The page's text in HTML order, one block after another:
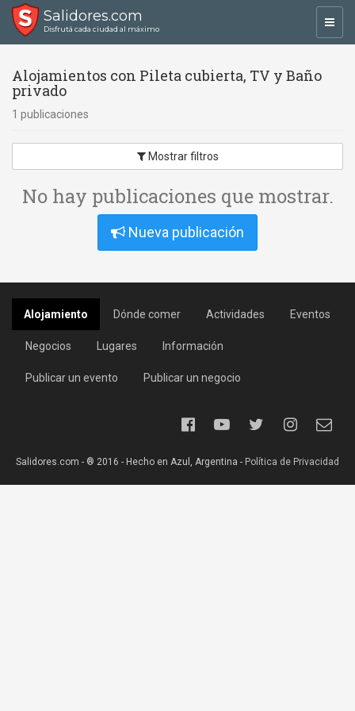
Salidores.com
Disfrutá cada ciudad al máximo
Alojamientos con Pileta cubierta, TV y Baño
privado
1 publicaciones
Mostrar filtros
No hay publicaciones que mostrar.
Nueva publicación
Alojamiento Dónde comer Actividades Eventos
Negocios Lugares Información
Publicar un evento Publicar un negocio
Salidores.com - ® 2016 - Hecho en Azul, Argentina - Política de Privacidad